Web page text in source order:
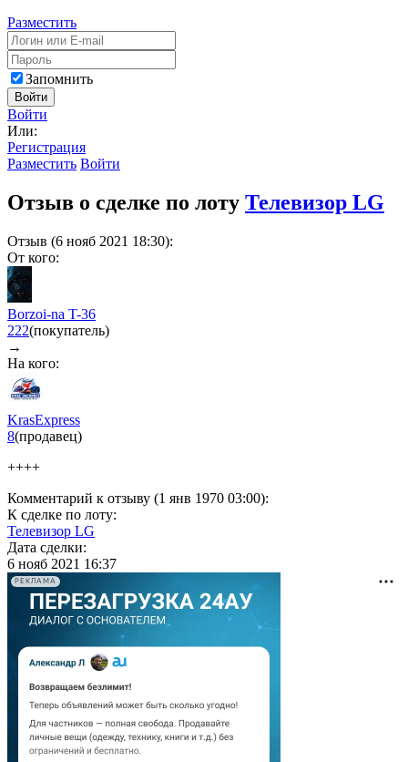
Разместить
Запомнить
Войти
Войти
Или:
Регистрация
Разместить Войти
Отзыв о сделке по лоту Телевизор LG
Отзыв (6 нояб 2021 18:30):
От кого:
Borzoi-na T-36
222(покупатель)
→
На кого:
KrasExpress
8(продавец)
++++
Комментарий к отзыву (1 янв 1970 03:00):
К сделке по лоту:
Телевизор LG
Дата сделки:
6 нояб 2021 16:37
РЕКЛАМА